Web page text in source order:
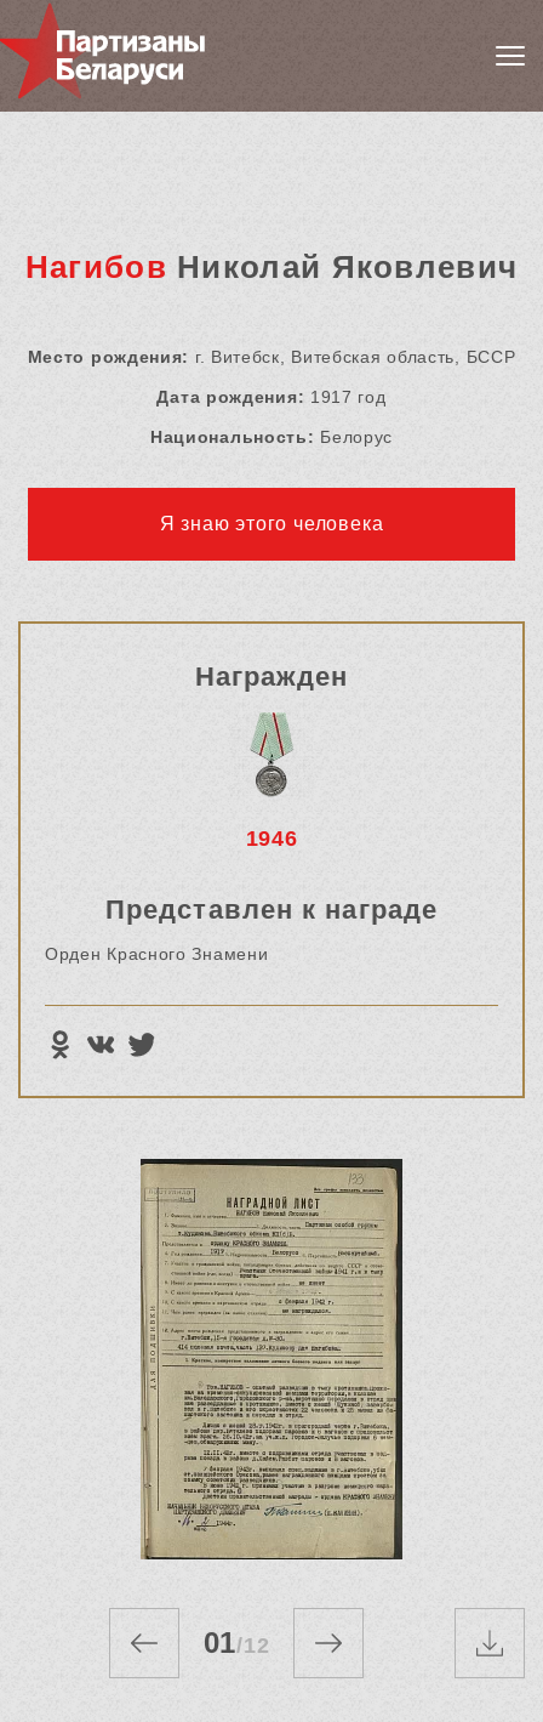
Нагибов Николай Яковлевич
Место рождения: г. Витебск, Витебская область, БССР
Дата рождения: 1917 год
Национальность: Белорус
Я знаю этого человека
Награжден
1946
Представлен к награде
Орден Красного Знамени
01/12